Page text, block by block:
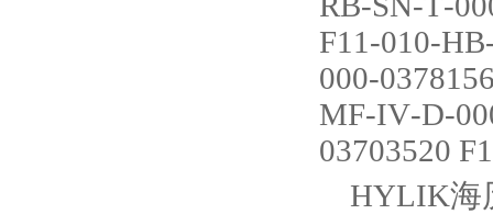
F11-010-
000-
MF-IV-D-
03703520
HYLIK海